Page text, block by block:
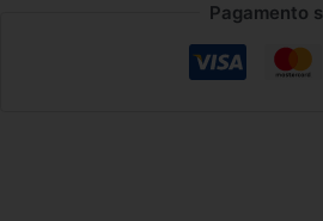
Pagamento